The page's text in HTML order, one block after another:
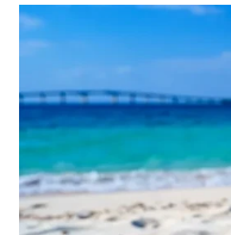
初めての方へ
お問い合わせ
よくあるご質問